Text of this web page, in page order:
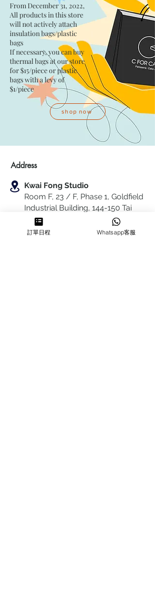
From December 31, 2022,
All products in this store
will not actively attach
insulation bags/plastic
bags​
If necessary, you can buy
thermal bags at our store
for $15/piece​ or plastic
bags with a levy of
$1/piece
shop now
Address
Kwai Fong Studio
Room F, 23 / F, Phase 1, Goldfield
Industrial Building, 144-150 Tai
Lin Pai Road, Kwai Chung,N.T.,
Hong Kong
訂單日程 Whatsapp客服